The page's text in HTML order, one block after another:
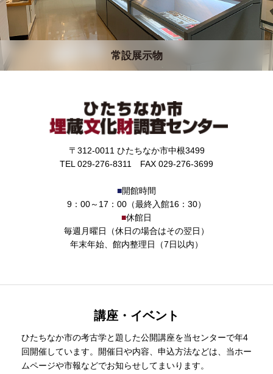
常設展示物
〒312-0011 ひたちなか市中根3499
TEL 029-276-8311 FAX 029-276-3699
■開館時間
9：00～17：00（最終入館16：30）
■休館日
毎週月曜日（休日の場合はその翌日）
年末年始、館内整理日（7日以内）
講座・イベント
ひたちなか市の考古学と題した公開講座を当センターで年4
回開催しています。開催日や内容、申込方法などは、当ホー
ムページや市報などでお知らせしてまいります。